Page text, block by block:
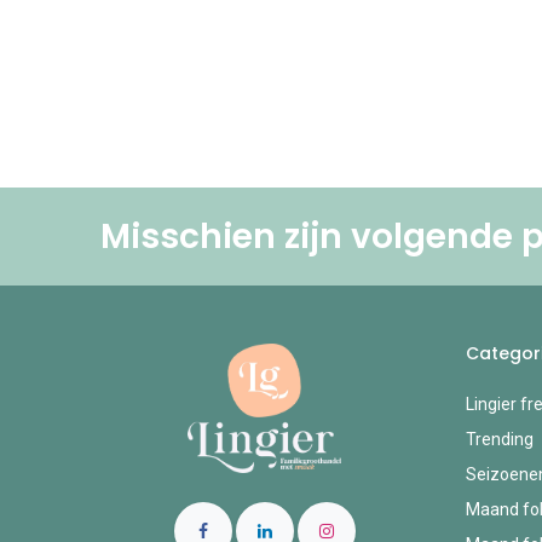
Misschien zijn volgende
Lingier
Trending
Maand